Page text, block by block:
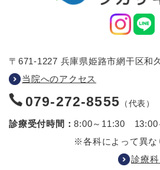
〒671-1227 兵庫県姫路市網干区和
当院へのアクセス
079-272-8555 （代表）
診療受付時間：8:00～11:30 13:00
※各科によって異な
診療